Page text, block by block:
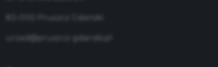
urzad@pruszcz-gdanski.pl